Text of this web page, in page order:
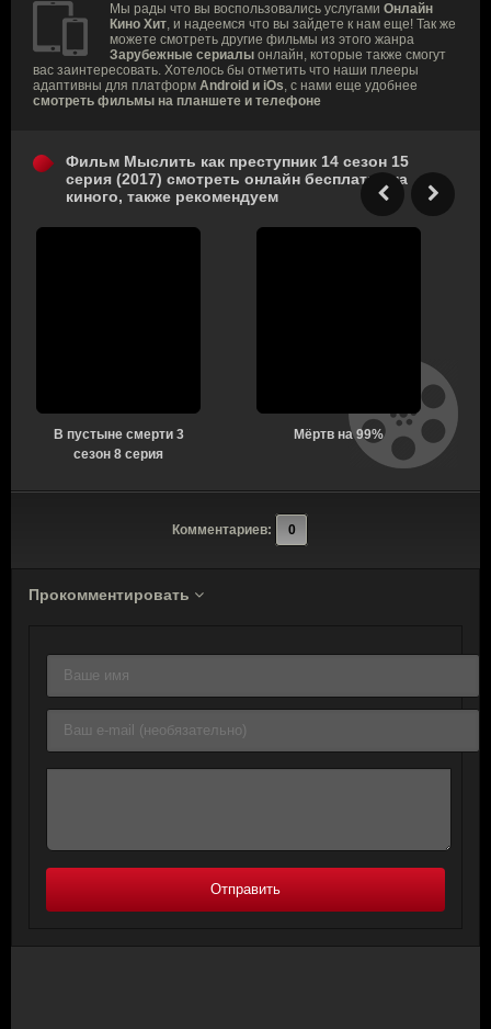
Мы рады что вы воспользовались услугами Онлайн
Кино Хит, и надеемся что вы зайдете к нам еще! Так же
можете смотреть другие фильмы из этого жанра
Зарубежные сериалы онлайн, которые также смогут
вас заинтересовать. Хотелось бы отметить что наши плееры
адаптивны для платформ Android и iOs, с нами еще удобнее
смотреть фильмы на планшете и телефоне
Фильм Мыслить как преступник 14 сезон 15
серия (2017) смотреть онлайн бесплатно на
киного, также рекомендуем
В пустыне смерти 3
сезон 8 серия
Мёртв на 99%
Комментариев: 0
Прокомментировать
Отправить